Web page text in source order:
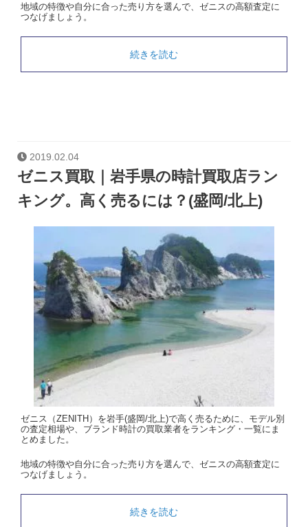
地域の特徴や自分に合った売り方を選んで、ゼニスの高額査定に
つなげましょう。
続きを読む
2019.02.04
ゼニス買取｜岩手県の時計買取店ラン
キング。高く売るには？(盛岡/北上)
ゼニス（ZENITH）を岩手(盛岡/北上)で高く売るために、モデル別
の査定相場や、ブランド時計の買取業者をランキング・一覧にま
とめました。
地域の特徴や自分に合った売り方を選んで、ゼニスの高額査定に
つなげましょう。
続きを読む